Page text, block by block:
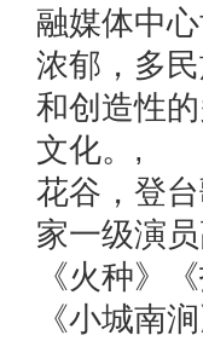
融媒体中
浓郁，多
和创造性
文化。,
花谷，登
家一级演
《火种》
《小城南